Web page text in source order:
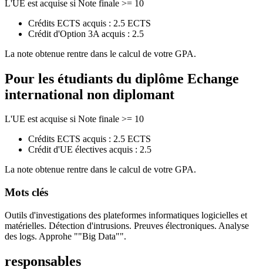
L'UE est acquise si Note finale >= 10
Crédits ECTS acquis : 2.5 ECTS
Crédit d'Option 3A acquis : 2.5
La note obtenue rentre dans le calcul de votre GPA.
Pour les étudiants du diplôme Echange
international non diplomant
L'UE est acquise si Note finale >= 10
Crédits ECTS acquis : 2.5 ECTS
Crédit d'UE électives acquis : 2.5
La note obtenue rentre dans le calcul de votre GPA.
Mots clés
Outils d'investigations des plateformes informatiques logicielles et
matérielles. Détection d'intrusions. Preuves électroniques. Analyse
des logs. Approhe ""Big Data"".
responsables